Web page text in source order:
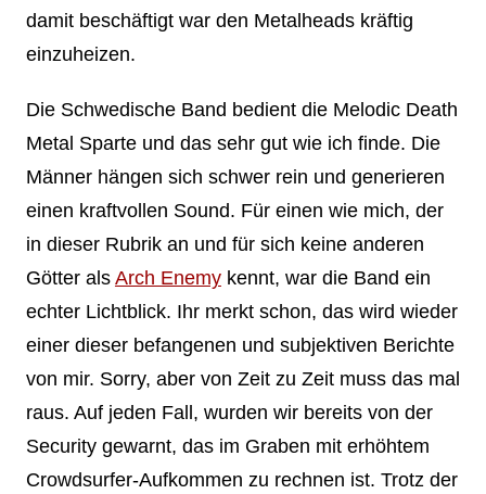
damit beschäftigt war den Metalheads kräftig
einzuheizen.
Die Schwedische Band bedient die Melodic Death
Metal Sparte und das sehr gut wie ich finde. Die
Männer hängen sich schwer rein und generieren
einen kraftvollen Sound. Für einen wie mich, der
in dieser Rubrik an und für sich keine anderen
Götter als Arch Enemykennt, war die Band ein
echter Lichtblick. Ihr merkt schon, das wird wieder
einer dieser befangenen und subjektiven Berichte
von mir. Sorry, aber von Zeit zu Zeit muss das mal
raus. Auf jeden Fall, wurden wir bereits von der
Security gewarnt, das im Graben mit erhöhtem
Crowdsurfer-Aufkommen zu rechnen ist. Trotz der